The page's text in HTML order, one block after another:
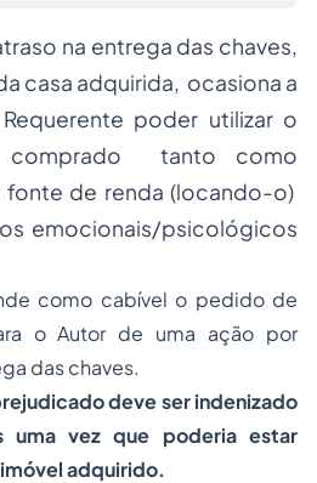
na entrega das chaves,
casa adquirida, ocasiona a
poder utilizar o
comprado tanto como
de renda (locando-o)
emocionais/psicológicos
como cabível o pedido de
o Autor de uma ação por
das chaves.
deve ser indenizado
uma vez que poderia estar
adquirido.